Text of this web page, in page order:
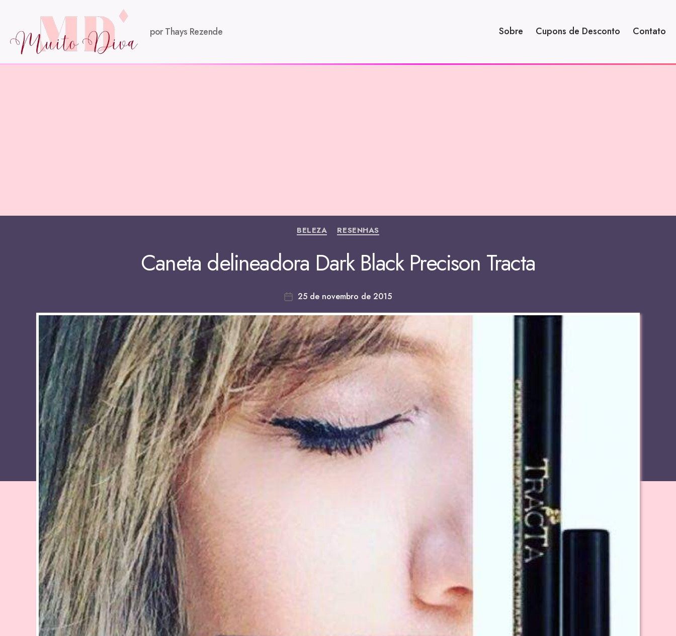
por Thays Rezende Sobre Cupons de Desconto Contato
BELEZA RESENHAS
Caneta delineadora Dark Black Precison Tracta
25 de novembro de 2015